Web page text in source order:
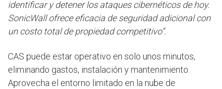
identificar y detener los ataques cibernéticos de hoy.
SonicWall ofrece eficacia de seguridad adicional con
un costo total de propiedad competitivo”.
CAS puede estar operativo en solo unos minutos,
eliminando gastos, instalación y mantenimiento.
Aprovecha el entorno limitado en la nube de